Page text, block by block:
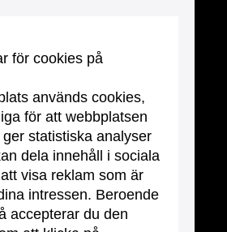
för cookies på
används cookies,
för att webbplatsen
statistiska analyser
dela innehåll i sociala
visa reklam som är
intressen. Beroende
accepterar du den